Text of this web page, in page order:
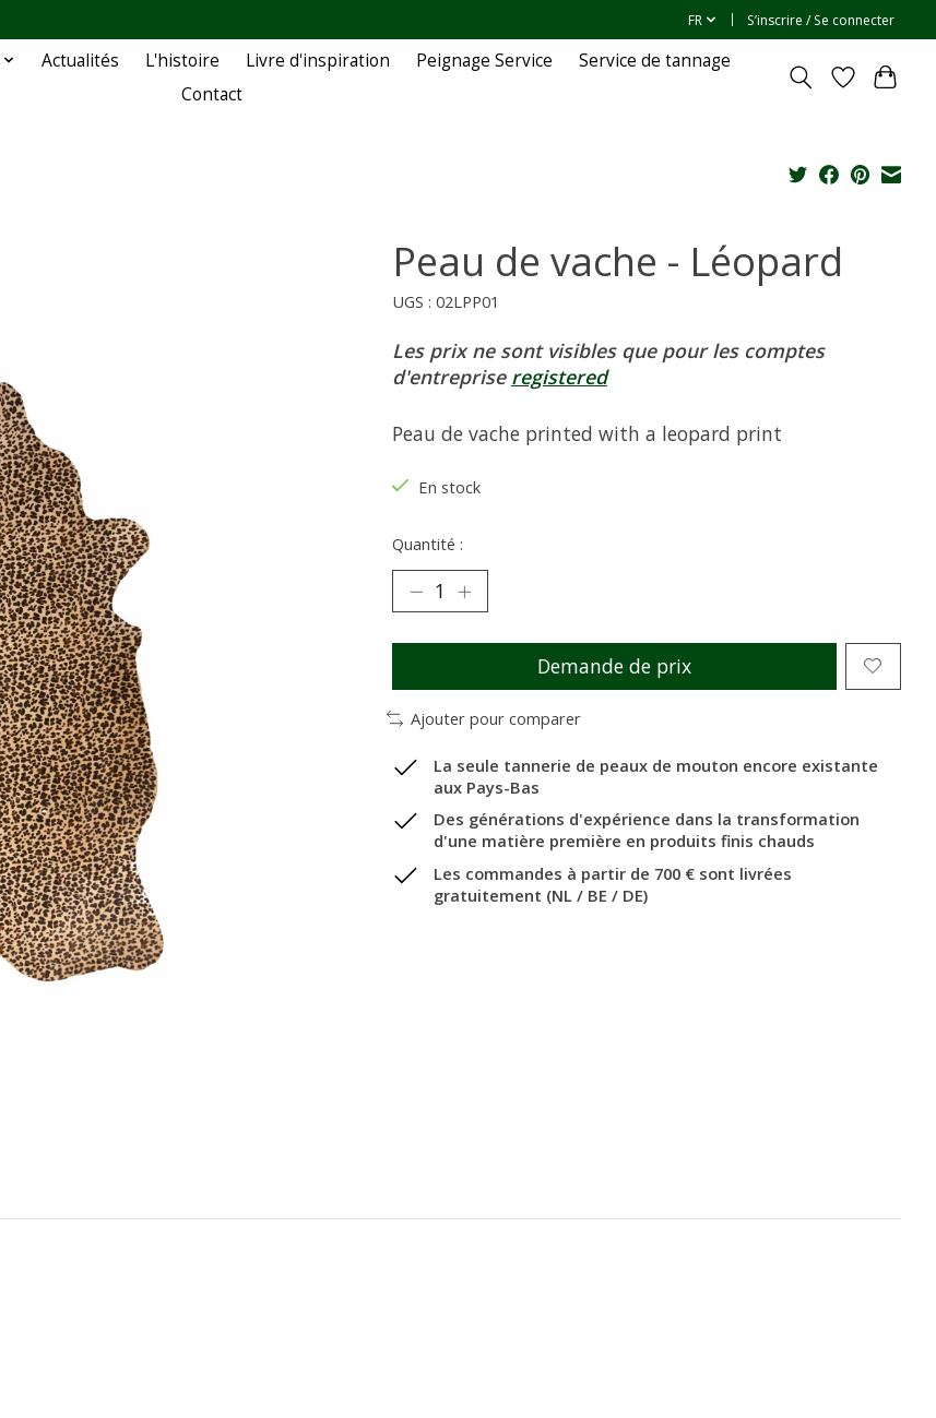
FR S’inscrire / Se connecter
Actualités L'histoire Livre d'inspiration Peignage Service
Service de tannage
Contact
Peau de vache - Léopard
UGS : 02LPP01
Les prix ne sont visibles que pour les comptes
d'entreprise registered
Peau de vache printed with a leopard print
En stock
Quantité :
Demande de prix
Ajouter pour comparer
La seule tannerie de peaux de mouton encore existante
aux Pays-Bas
Des générations d'expérience dans la transformation
d'une matière première en produits finis chauds
Les commandes à partir de 700 € sont livrées
gratuitement (NL / BE / DE)